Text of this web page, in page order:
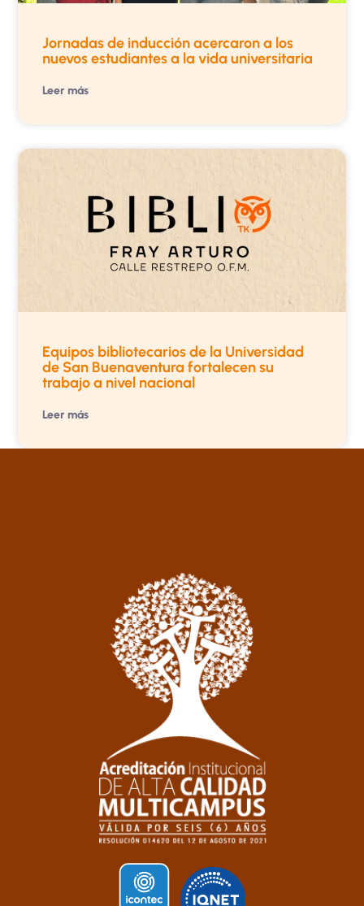
Jornadas de inducción acercaron a los
nuevos estudiantes a la vida universitaria
Leer más
Equipos bibliotecarios de la Universidad
de San Buenaventura fortalecen su
trabajo a nivel nacional
Leer más